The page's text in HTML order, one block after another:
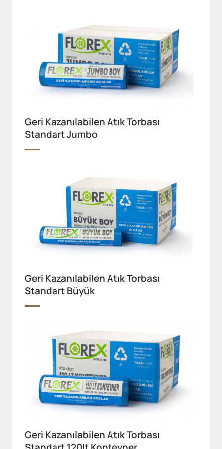
Geri Kazanılabilen Atık Torbası
Standart Jumbo
Geri Kazanılabilen Atık Torbası
Standart Büyük
Geri Kazanılabilen Atık Torbası